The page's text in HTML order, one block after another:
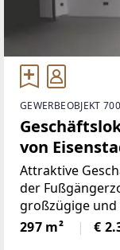
GEWERBEOBJEKT
von
Attraktive
der
großzügige und
in
überzeugt
297 m² €